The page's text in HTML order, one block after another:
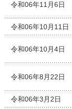
令和06年11月6日
令和06年10月11日
令和06年10月4日
令和06年8月22日
令和06年3月2日